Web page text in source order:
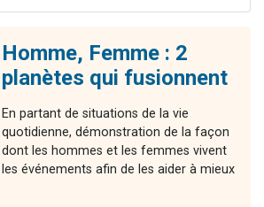
Homme, Femme : 2
planètes qui fusionnent
En partant de situations de la vie
quotidienne, démonstration de la façon
dont les hommes et les femmes vivent
les événements afin de les aider à mieux